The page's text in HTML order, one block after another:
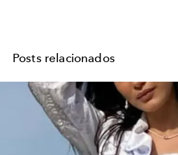
Posts relacionados